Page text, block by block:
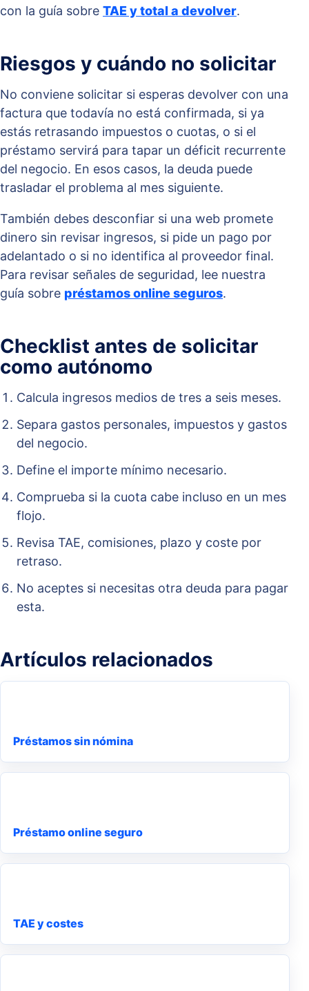
con la guía sobre TAE y total a devolver.
Riesgos y cuándo no solicitar
No conviene solicitar si esperas devolver con una
factura que todavía no está confirmada, si ya
estás retrasando impuestos o cuotas, o si el
préstamo servirá para tapar un déficit recurrente
del negocio. En esos casos, la deuda puede
trasladar el problema al mes siguiente.
También debes desconfiar si una web promete
dinero sin revisar ingresos, si pide un pago por
adelantado o si no identifica al proveedor final.
Para revisar señales de seguridad, lee nuestra
guía sobre préstamos online seguros.
Checklist antes de solicitar
como autónomo
Calcula ingresos medios de tres a seis meses.
Separa gastos personales, impuestos y gastos
del negocio.
Define el importe mínimo necesario.
Comprueba si la cuota cabe incluso en un mes
flojo.
Revisa TAE, comisiones, plazo y coste por
retraso.
No aceptes si necesitas otra deuda para pagar
esta.
Artículos relacionados
Préstamos sin nómina
Préstamo online seguro
TAE y costes